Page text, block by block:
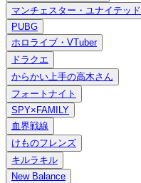
マンチェスター・ユナイテッド
PUBG
ホロライブ・VTuber
ドラクエ
からかい上手の高木さん
フォートナイト
SPY×FAMILY
血界戦線
けものフレンズ
キルラキル
New Balance